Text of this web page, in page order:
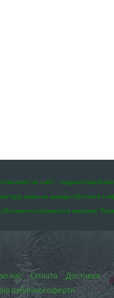
на сайті – надано
може не завжди збігатися з
Ви можете отримати в магазині
нас Оплата
Доставка
публічної оферти